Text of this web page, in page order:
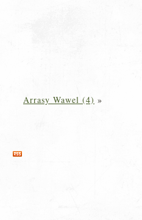
Arrasy Wawel (4) »